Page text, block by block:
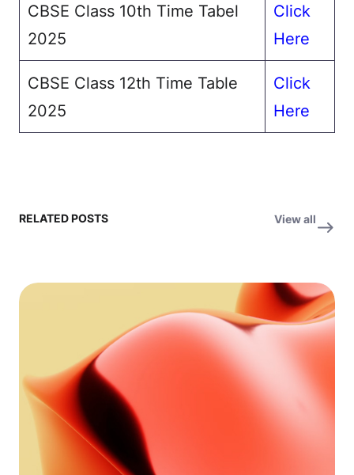
CBSE Class 10th Time Tabel
2025
Click
Here
CBSE Class 12th Time Table
2025
Click
Here
RELATED POSTS View all